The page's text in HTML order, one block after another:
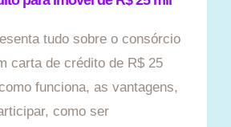
tudo sobre o consórcio
carta de crédito de R$ 25
funciona, as vantagens,
como ser